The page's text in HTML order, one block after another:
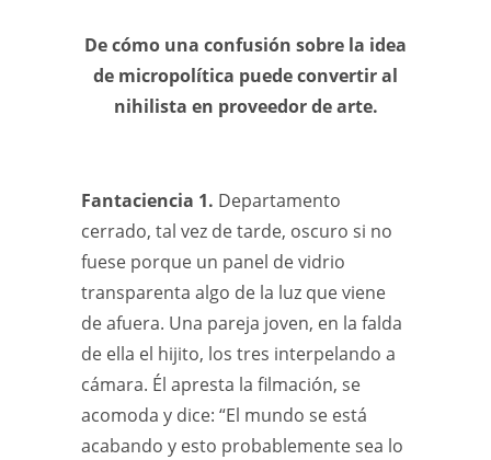
De cómo una confusión sobre la idea
de micropolítica puede convertir al
nihilista en proveedor de arte.
Fantaciencia 1. Departamento
cerrado, tal vez de tarde, oscuro si no
fuese porque un panel de vidrio
transparenta algo de la luz que viene
de afuera. Una pareja joven, en la falda
de ella el hijito, los tres interpelando a
cámara. Él apresta la filmación, se
acomoda y dice: “El mundo se está
acabando y esto probablemente sea lo